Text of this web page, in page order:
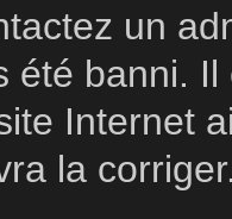
un
été banni.
Internet
la